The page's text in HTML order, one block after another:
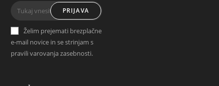
PRIJAVA
Želim prejemati brezplačne
e-mail novice in se strinjam s
pravili varovanja zasebnosti.